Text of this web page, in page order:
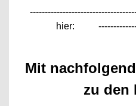
hier:
Mit
zu den